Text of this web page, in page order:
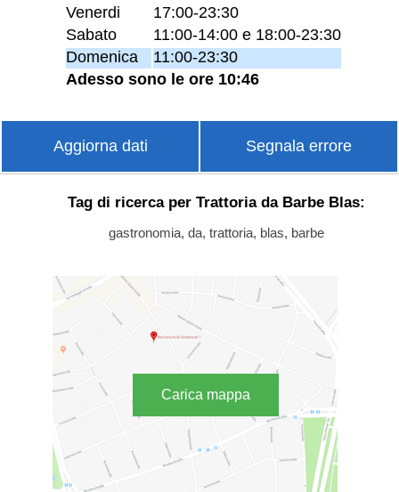
Venerdi
17:00-23:30
Sabato
11:00-14:00 e 18:00-23:30
Domenica
11:00-23:30
Adesso sono le ore 10:46
Aggiorna dati Segnala errore
Tag di ricerca per Trattoria da Barbe Blas:
gastronomia, da, trattoria, blas, barbe
Carica mappa